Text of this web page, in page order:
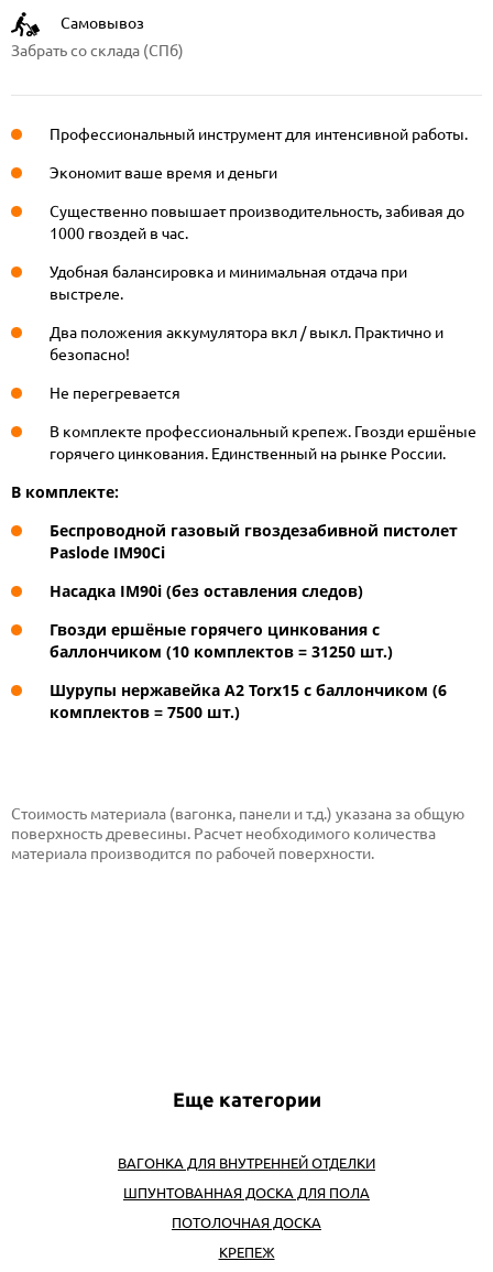
Самовывоз
Забрать со склада (СПб)
Профессиональный инструмент для интенсивной работы.
Экономит ваше время и деньги
Существенно повышает производительность, забивая до
1000 гвоздей в час.
Удобная балансировка и минимальная отдача при
выстреле.
Два положения аккумулятора вкл / выкл. Практично и
безопасно!
Не перегревается
В комплекте профессиональный крепеж. Гвозди ершёные
горячего цинкования. Единственный на рынке России.
В комплекте:
Беспроводной газовый гвоздезабивной пистолет
Paslode IM90Сi
Насадка IM90i (без оставления следов)
Гвозди ершёные горячего цинкования с
баллончиком (10 комплектов = 31250 шт.)
Шурупы нержавейка А2 Torx15 с баллончиком (6
комплектов = 7500 шт.)
Стоимость материала (вагонка, панели и т.д.) указана за общую
поверхность древесины. Расчет необходимого количества
материала производится по рабочей поверхности.
Еще категории
ВАГОНКА ДЛЯ ВНУТРЕННЕЙ ОТДЕЛКИ
ШПУНТОВАННАЯ ДОСКА ДЛЯ ПОЛА
ПОТОЛОЧНАЯ ДОСКА
КРЕПЕЖ